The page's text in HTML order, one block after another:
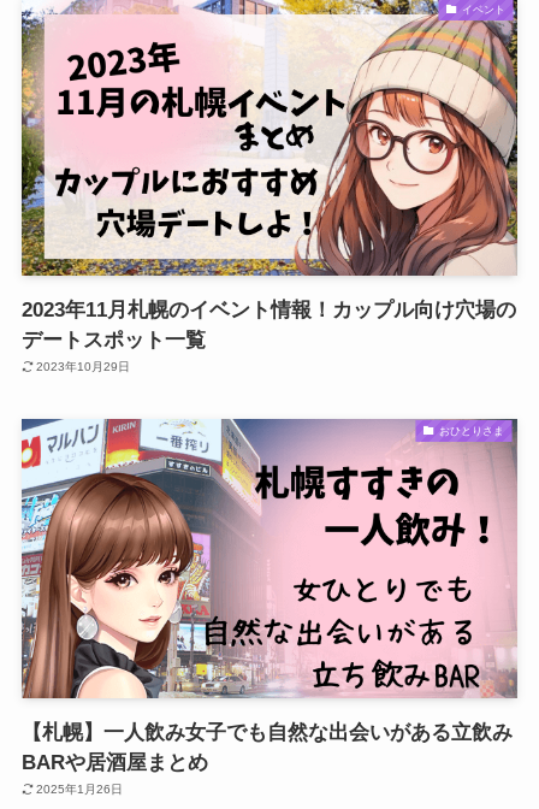
イベント
2023年11月札幌のイベント情報！カップル向け穴場の
デートスポット一覧
2023年10月29日
おひとりさま
【札幌】一人飲み女子でも自然な出会いがある立飲み
BARや居酒屋まとめ
2025年1月26日